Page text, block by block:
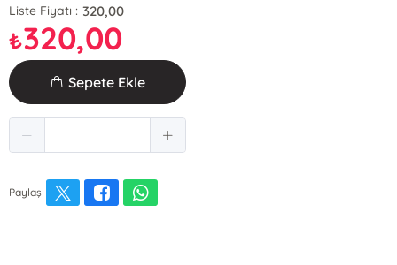
Liste Fiyatı : 320,00
₺320,00
Sepete Ekle
Paylaş